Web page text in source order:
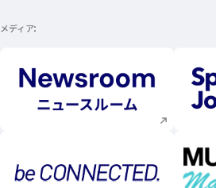
メディア
新規ウィンドウで開く
新規ウィンドウで開く